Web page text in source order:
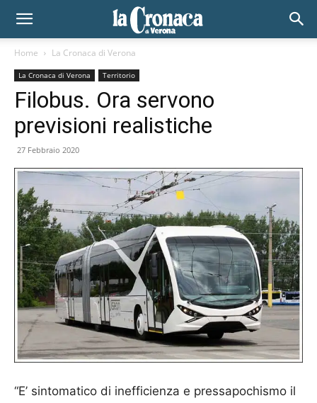
Home La Cronaca di Verona
La Cronaca di Verona Territorio
Filobus. Ora servono
previsioni realistiche
27 Febbraio 2020
“E’ sintomatico di inefficienza e pressapochismo il